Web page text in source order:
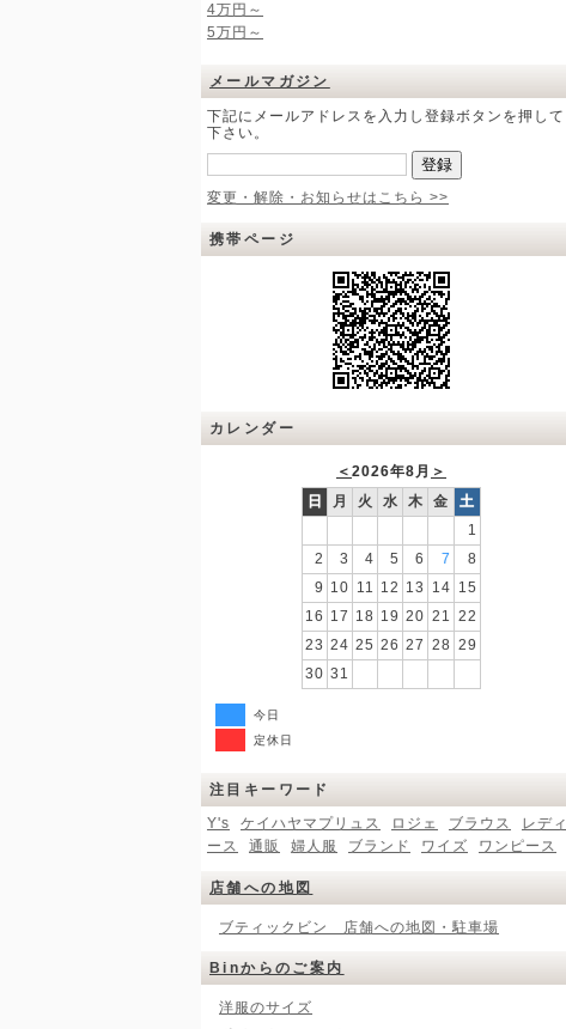
4万円～
5万円～
メールマガジン
下記にメールアドレスを入力し登録ボタンを押して
下さい。
変更・解除・お知らせはこちら >>
携帯ページ
カレンダー
＜ 2026年8月 ＞
日
月 火 水 木 金
土
1
2
3 4 5 6 7
8
9 10 11 12 13 14 15
16 17 18 19 20 21 22
23 24 25 26 27 28 29
30 31
今日
定休日
注目キーワード
Y's
ケイハヤマプリュス ロジェ ブラウス
レディ
ース
通販 婦人服 ブランド ワイズ ワンピース
店舗への地図
ブティックビン 店舗への地図・駐車場
Binからのご案内
洋服のサイズ